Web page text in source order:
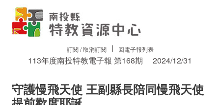
訂閱 / 取消訂閱 ∣ 回電子報列表
113年度南投特教電子報 第168期 2024/12/31
守護慢飛天使 王副縣長陪同慢飛天使